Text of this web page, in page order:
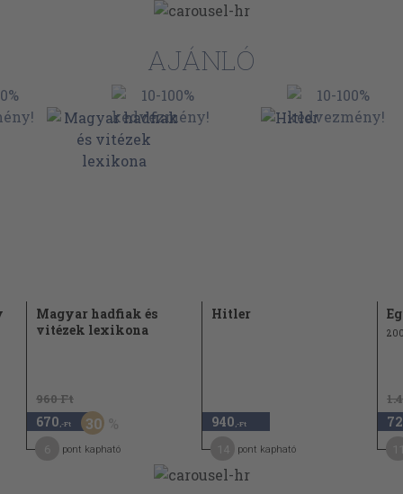
AJÁNLÓ
Magyar hadfiak és
vitézek lexikona
960 Ft
670 ,-Ft 30
pont kapható
Hitler
940 ,-Ft
pont kapható